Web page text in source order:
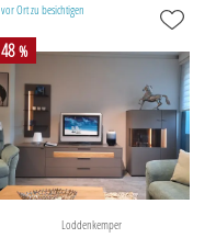
vor Ort zu besichtigen
48%
Loddenkemper